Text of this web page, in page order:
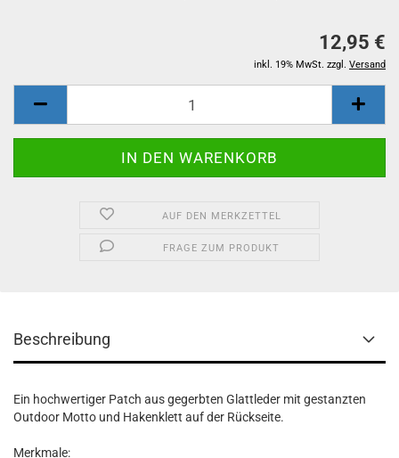
12,95 €
inkl. 19% MwSt. zzgl. Versand
AUF DEN MERKZETTEL
FRAGE ZUM PRODUKT
Beschreibung
Ein hochwertiger Patch aus gegerbten Glattleder mit gestanzten
Outdoor Motto und Hakenklett auf der Rückseite.
Merkmale: